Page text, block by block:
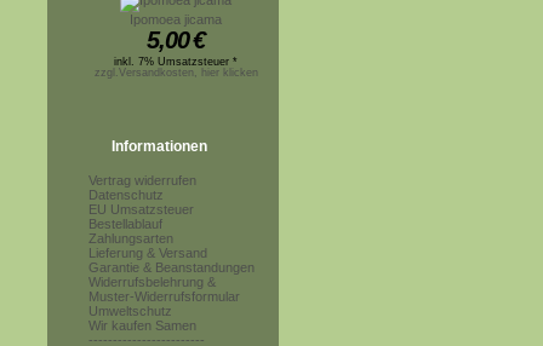
Ipomoea jicama
5,00€
inkl. 7% Umsatzsteuer *
zzgl.Versandkosten, hier klicken
Informationen
Vertrag widerrufen
Datenschutz
EU Umsatzsteuer
Bestellablauf
Zahlungsarten
Lieferung & Versand
Garantie & Beanstandungen
Widerrufsbelehrung &
Muster-Widerrufsformular
Umweltschutz
Wir kaufen Samen
------------------------